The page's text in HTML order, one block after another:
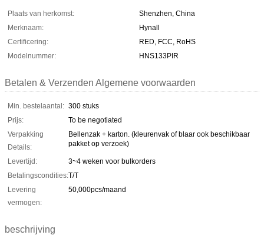
Plaats van herkomst:
Shenzhen, China
Merknaam:
Hynall
Certificering:
RED, FCC, RoHS
Modelnummer:
HNS133PIR
Betalen & Verzenden Algemene voorwaarden
Min. bestelaantal: 300 stuks
Prijs:
To be negotiated
Verpakking
Details:
Bellenzak + karton. (kleurenvak of blaar ook beschikbaar
pakket op verzoek)
Levertijd:
3~4 weken voor bulkorders
Betalingscondities:T/T
Levering
vermogen:
50,000pcs/maand
beschrijving